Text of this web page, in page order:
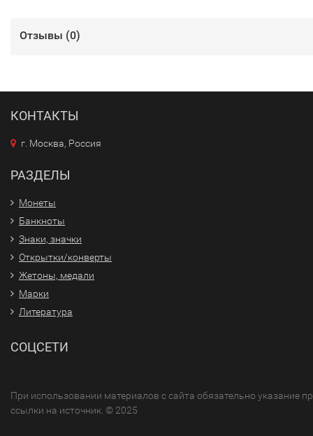
Отзывы (0)
КОНТАКТЫ
г. Москва, Россия
РАЗДЕЛЫ
Монеты
Банкноты
Знаки, значки
Открытки/конверты
Жетоны, медали
Марки
Литература
СОЦСЕТИ
При использовании материалов с сайта обязательно указание
ссылки на источник. © 2025